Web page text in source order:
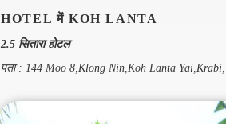
HOTEL में KOH LANTA
2.5 सितारा होटल
पता : 144 Moo 8,Klong Nin,Koh Lanta